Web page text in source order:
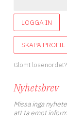
LOGGA IN
SKAPA PROFIL
Glömt lösenordet?
Nyhetsbrev
Missa inga
att ta emot